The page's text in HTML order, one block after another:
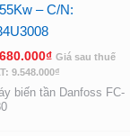
– C/N:
₫ Giá sau thuế
9.548.000₫
biến tần Danfoss FC-